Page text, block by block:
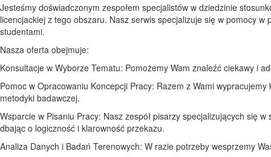
Jesteśmy doświadczonym zespołem specjalistów w dziedzinie
licencjackiej z tego obszaru. Nasz serwis specjalizuje się w pomocy
studentami.
Nasza oferta obejmuje:
Konsultacje w Wyborze Tematu: Pomożemy Wam znaleźć ciekawy i
Pomoc w Opracowaniu Koncepcji Pracy: Razem z Wami
metodyki badawczej.
Wsparcie w Pisaniu Pracy: Nasz zespół pisarzy specjalizujących się
dbając o logiczność i klarowność przekazu.
Analiza Danych i Badań Terenowych: W razie potrzeby wesprzemy